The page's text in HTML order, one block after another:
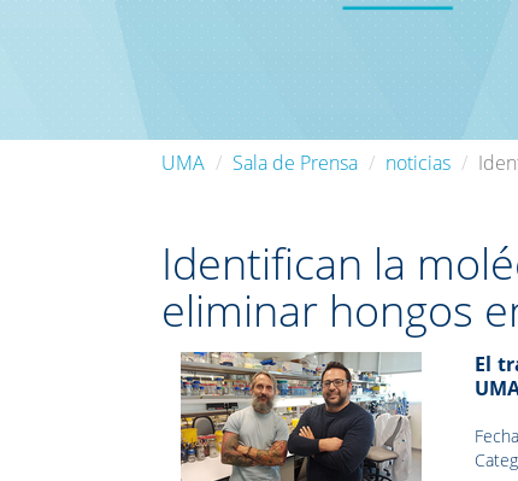
UMA Sala de Prensa noticias
Identifican la
eliminar hongos
El